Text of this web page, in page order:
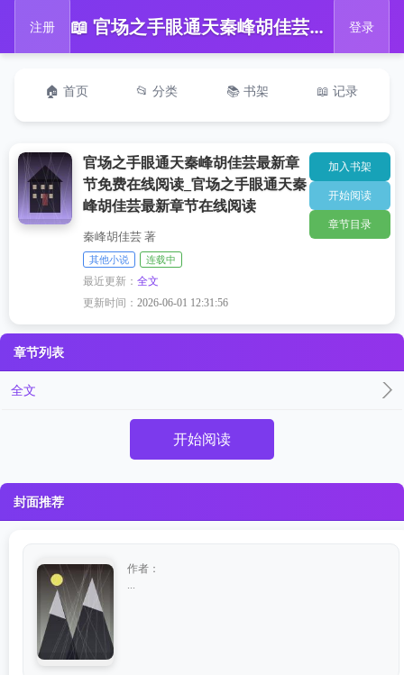
注册 📖 官场之手眼通天秦峰胡佳芸最新章节免费在线阅读_官场之手眼通天秦峰胡佳芸最新章节在线阅读 登录
🏠 首页 📂 分类 📚 书架 📖 记录
官场之手眼通天秦峰胡佳芸最新章
节免费在线阅读_官场之手眼通天秦
峰胡佳芸最新章节在线阅读
秦峰胡佳芸 著
其他小说 连载中
最近更新：全文
更新时间：2026-06-01 12:31:56
加入书架
开始阅读
章节目录
章节列表
全文
开始阅读
封面推荐
作者：